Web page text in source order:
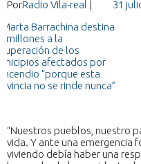
PorRadio Vila-real | 31
“Nuestros pueblos, nuestro
vida. Y ante una emergencia
viviendo debía haber una